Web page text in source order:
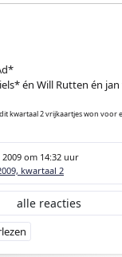
én Will Rutten én
kwartaal 2 vrijkaartjes won
om 14:32 uur
kwartaal 2
alle reacties